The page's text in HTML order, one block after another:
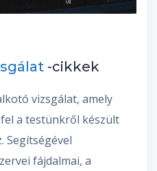
-cikkek
vizsgálat, amely
a testünkről készült
Segítségével
fájdalmai, a